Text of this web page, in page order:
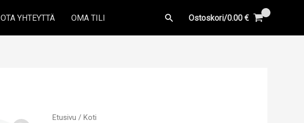
OTA YHTEYTTÄ OMA TILI Hae Ostoskori/0.00 €
Etusivu / Koti